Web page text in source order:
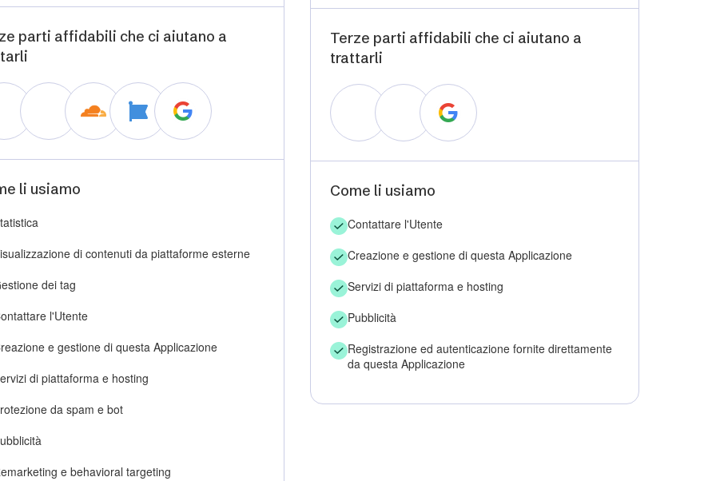
parti affidabili che ci aiutano a
li usiamo
di contenuti da piattaforme esterne
dei tag
l'Utente
e gestione di questa Applicazione
di piattaforma e hosting
da spam e bot
e behavioral targeting
Terze parti affidabili che ci aiutano a
trattarli
Come li usiamo
Contattare l'Utente
Creazione e gestione di questa Applicazione
Servizi di piattaforma e hosting
Pubblicità
Registrazione ed autenticazione fornite direttamente
da questa Applicazione